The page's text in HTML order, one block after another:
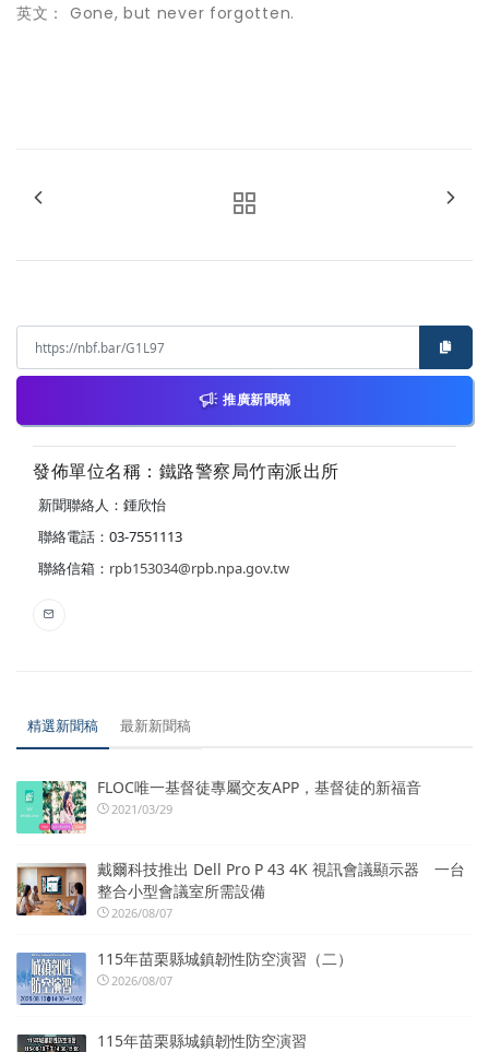
英文： Gone, but never forgotten.
推廣新聞稿
發佈單位名稱：鐵路警察局竹南派出所
新聞聯絡人：鍾欣怡
聯絡電話：03-7551113
聯絡信箱： rpb153034@rpb.npa.gov.tw
精選新聞稿 最新新聞稿
FLOC唯一基督徒專屬交友APP，基督徒的新福音
2021/03/29
戴爾科技推出 Dell Pro P 43 4K 視訊會議顯示器 一台
整合小型會議室所需設備
2026/08/07
115年苗栗縣城鎮韌性防空演習（二）
2026/08/07
115年苗栗縣城鎮韌性防空演習